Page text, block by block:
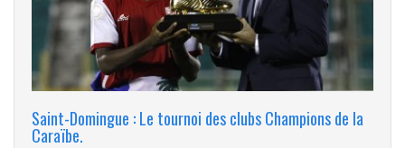
Saint-Domingue : Le tournoi des clubs Champions de la
Caraïbe.